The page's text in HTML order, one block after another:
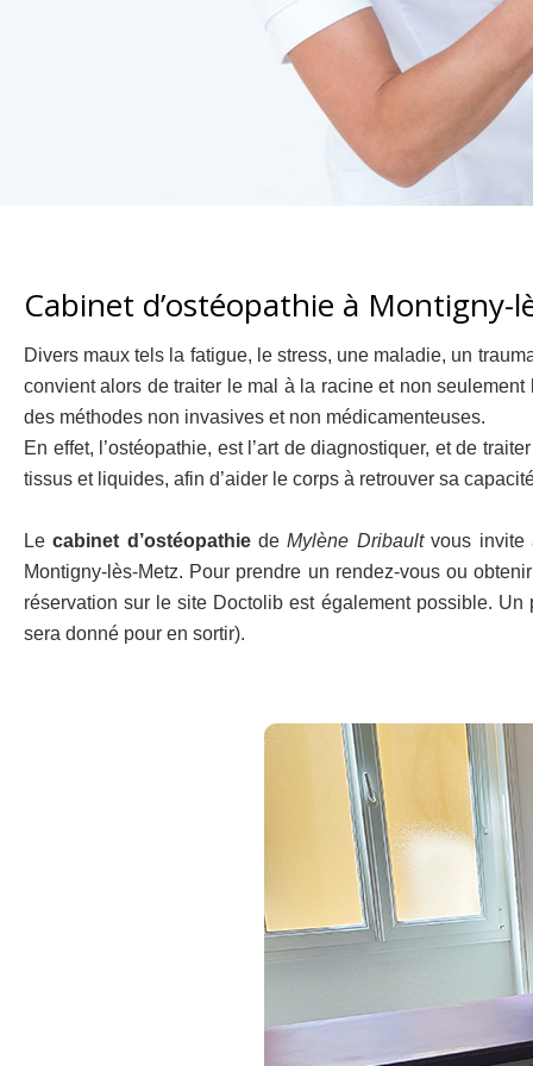
Cabinet d’ostéopathie à
Divers maux tels la fatigue, le stress, une maladie, un
convient alors de traiter le mal à la racine et non
des méthodes non invasives et non médicamenteuses.
En effet, l’ostéopathie, est l’art de diagnostiquer, et de
tissus et liquides, afin d’aider le corps à retrouver sa
Lecabinet d’ostéopathiedeMylène Dribaultvous invite
Montigny-lès-Metz. Pour prendre un rendez-vous ou
réservation sur le site Doctolib est également possible.
sera donné pour en sortir).